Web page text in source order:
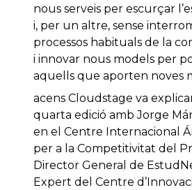
nous serveis per escurçar
i, per un altre, sense
processos habituals de la
i innovar nous models per
aquells que aporten noves
acens Cloudstage va
quarta edició amb Jorge
en el Centre Internacional
per a la Competitivitat del
Director General de
Expert del Centre